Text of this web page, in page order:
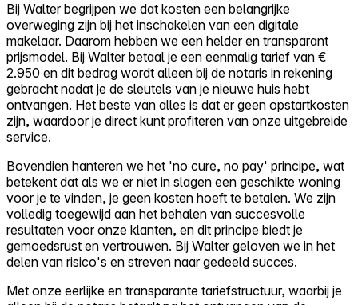
Bij Walter begrijpen we dat kosten een belangrijke
overweging zijn bij het inschakelen van een digitale
makelaar. Daarom hebben we een helder en transparant
prijsmodel. Bij Walter betaal je een eenmalig tarief van €
2.950 en dit bedrag wordt alleen bij de notaris in rekening
gebracht nadat je de sleutels van je nieuwe huis hebt
ontvangen. Het beste van alles is dat er geen opstartkosten
zijn, waardoor je direct kunt profiteren van onze uitgebreide
service.
Bovendien hanteren we het 'no cure, no pay' principe, wat
betekent dat als we er niet in slagen een geschikte woning
voor je te vinden, je geen kosten hoeft te betalen. We zijn
volledig toegewijd aan het behalen van succesvolle
resultaten voor onze klanten, en dit principe biedt je
gemoedsrust en vertrouwen. Bij Walter geloven we in het
delen van risico's en streven naar gedeeld succes.
Met onze eerlijke en transparante tariefstructuur, waarbij je